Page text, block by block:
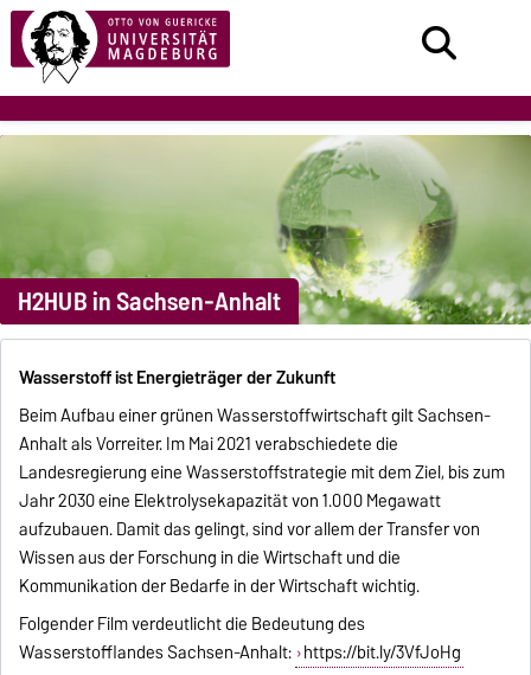
H2HUB in Sachsen-Anhalt
Wasserstoff ist Energieträger der Zukunft
Beim Aufbau einer grünen Wasserstoffwirtschaft gilt Sachsen-
Anhalt als Vorreiter. Im Mai 2021 verabschiedete die
Landesregierung eine Wasserstoffstrategie mit dem Ziel, bis zum
Jahr 2030 eine Elektrolysekapazität von 1.000 Megawatt
aufzubauen. Damit das gelingt, sind vor allem der Transfer von
Wissen aus der Forschung in die Wirtschaft und die
Kommunikation der Bedarfe in der Wirtschaft wichtig.
Folgender Film verdeutlicht die Bedeutung des
Wasserstofflandes Sachsen-Anhalt: https://bit.ly/3VfJoHg